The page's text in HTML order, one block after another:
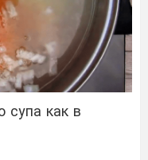
супа как в